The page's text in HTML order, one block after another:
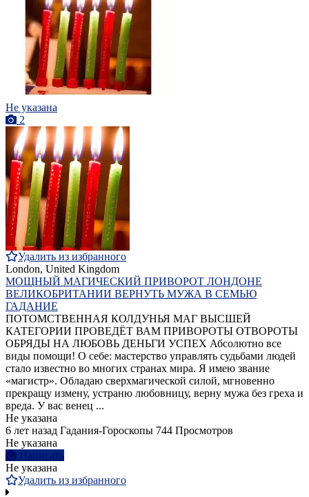
Не указана
2
Удалить из избранного
London, United Kingdom
МОЩНЫЙ МАГИЧЕСКИЙ ПРИВОРОТ ЛОНДОНЕ
ВЕЛИКОБРИТАНИИ ВЕРНУТЬ МУЖА В СЕМЬЮ
ГАДАНИЕ
ПОТОМСТВЕННАЯ КОЛДУНЬЯ МАГ ВЫСШЕЙ
КАТЕГОРИИ ПРОВЕДЁТ ВАМ ПРИВОРОТЫ ОТВОРОТЫ
ОБРЯДЫ НА ЛЮБОВЬ ДЕНЬГИ УСПЕХ Абсолютно все
виды помощи! О себе: мастерство управлять судьбами людей
стало известно во многих странах мира. Я имею звание
«магистр». Обладаю сверхмагической силой, мгновенно
прекращу измену, устраню любовницу, верну мужа без греха и
вреда. У вас венец ...
Не указана
6 лет назад Гадания-Гороскопы 744 Просмотров
Не указана
Написать
Не указана
Удалить из избранного